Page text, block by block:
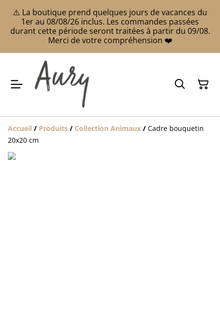
⚠️ La boutique prend quelques jours de vacances du
1er au 08/08/26 inclus. Les commandes passées
durant cette période seront traitées à partir du 09/08.
Merci de votre compréhension ❤️
Accueil / Produits / Collection Animaux / Cadre bouquetin
20x20 cm